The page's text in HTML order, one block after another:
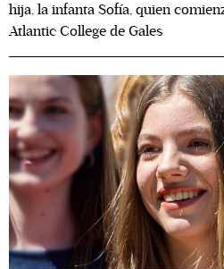
hija, la infanta Sofía, quien
Atlantic College de Gales